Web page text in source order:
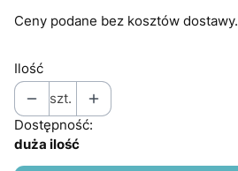
Ceny podane bez kosztów dostawy.
Ilość
szt.
Dostępność:
duża ilość